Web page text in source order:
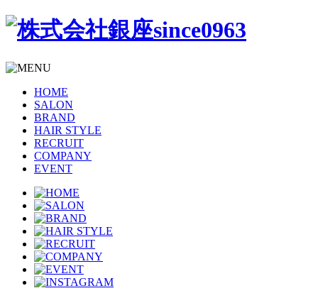
HOME
SALON
BRAND
HAIR STYLE
RECRUIT
COMPANY
EVENT